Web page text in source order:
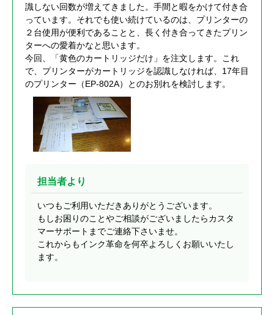
識しない回数が増えてきました。手間と暇をかけて付き合
っています。それでも使い続けているのは、プリンターの
２台使用が便利であることと、長く付き合ってきたプリン
ターへの愛着かなと思います。
今回、「黄色のカートリッジだけ」を注文します。これ
で、プリンターがカートリッジを認識しなければ、17年目
のプリンター（EP-802A）とのお別れを検討します。
担当者より
いつもご利用いただきありがとうございます。
もしお困りのことやご相談がございましたらカスタ
マーサポートまでご連絡下さいませ。
これからもインク革命を何卒よろしくお願いいたし
ます。